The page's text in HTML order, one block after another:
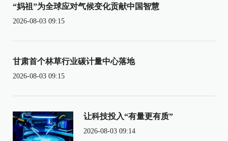
“妈祖”为全球应对气候变化贡献中国智慧
2026-08-03 09:15
甘肃首个林草行业碳计量中心落地
2026-08-03 09:15
让科技投入“有量更有质”
2026-08-03 09:14